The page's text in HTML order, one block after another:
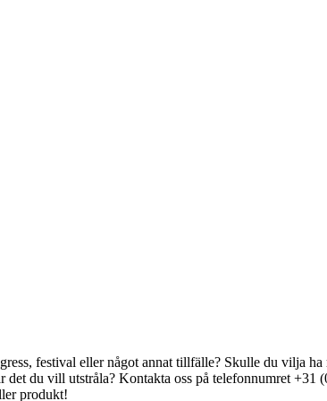
festival eller något annat tillfälle? Skulle du vilja
du vill utstråla? Kontakta oss på telefonnumret +31
produkt!